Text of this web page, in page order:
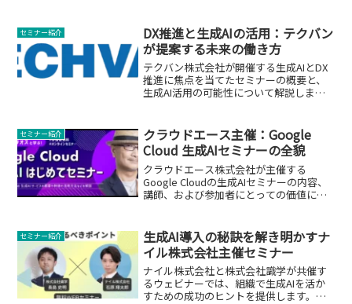
セミナー紹介
DX推進と生成AIの活用：テクバン
が提案する未来の働き方
テクバン株式会社が開催する生成AIとDX
推進に焦点を当てたセミナーの概要と、
生成AI活用の可能性について解説しま
セミナー紹介
クラウドエース主催：Google
Cloud 生成AIセミナーの全貌
クラウドエース株式会社が主催する
Google Cloudの生成AIセミナーの内容、
講師、および参加者にとっての価値につ
セミナー紹介
生成AI導入の秘訣を解き明かすナ
イル株式会社主催セミナー
ナイル株式会社と株式会社識学が共催す
るウェビナーでは、組織で生成AIを活か
すための成功のヒントを提供します。専